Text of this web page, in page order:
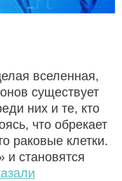
вселенная,
существует
них и те, кто
что обрекает
раковые клетки.
и становятся